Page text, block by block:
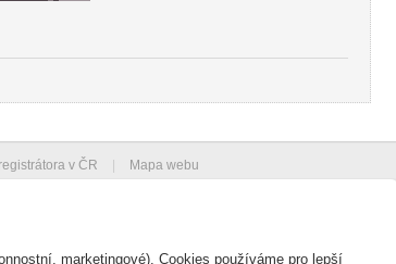
v ČR Mapa webu
marketingové). Cookies používáme pro lepší